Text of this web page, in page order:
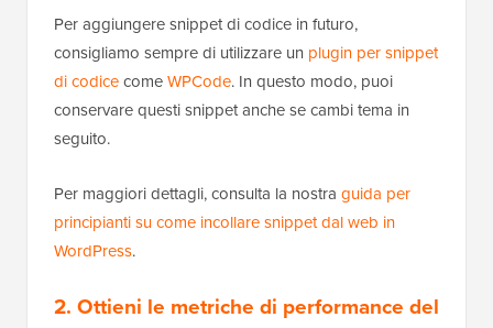
Per aggiungere snippet di codice in futuro,
consigliamo sempre di utilizzare un plugin per snippet
di codicecomeWPCode. In questo modo, puoi
conservare questi snippet anche se cambi tema in
seguito.
Per maggiori dettagli, consulta la nostra guida per
principianti su come incollare snippet dal web in
WordPress.
2. Ottieni le metriche di performance del